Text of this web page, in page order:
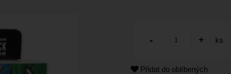
ks
Přidat do oblíbených